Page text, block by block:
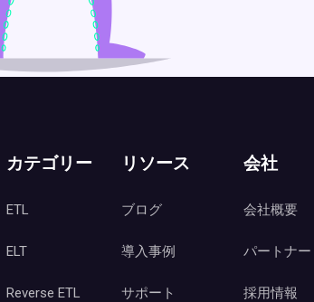
カテゴリー
ETL
ELT
Reverse ETL
リソース
ブログ
導入事例
サポート
会社
会社概要
パートナー
採用情報